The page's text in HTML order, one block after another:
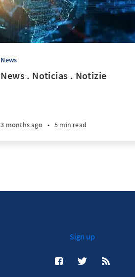
News
News . Noticias . Notizie
3 months ago • 5 min read
Sign up